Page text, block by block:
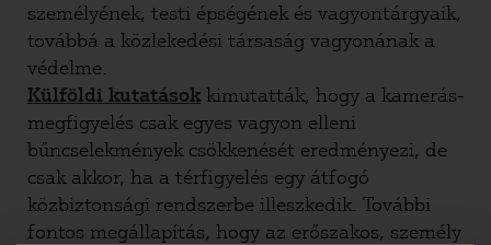
személyének, testi épségének és vagyontárgyaik,
továbbá a közlekedési társaság vagyonának a
védelme.
Külföldi kutatásokkimutatták, hogy a kamerás-
megfigyelés csak egyes vagyon elleni
bűncselekmények csökkenését eredményezi, de
csak akkor, ha a térfigyelés egy átfogó
közbiztonsági rendszerbe illeszkedik. További
fontos megállapítás, hogy az erőszakos, személy